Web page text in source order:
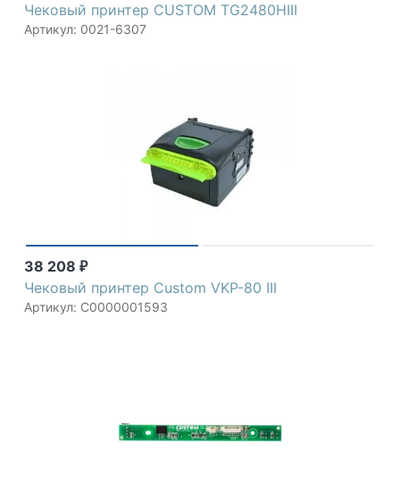
Чековый принтер CUSTOM TG2480HIII
Артикул: 0021-6307
38 208 ₽
Чековый принтер Custom VKP-80 III
Артикул: С0000001593